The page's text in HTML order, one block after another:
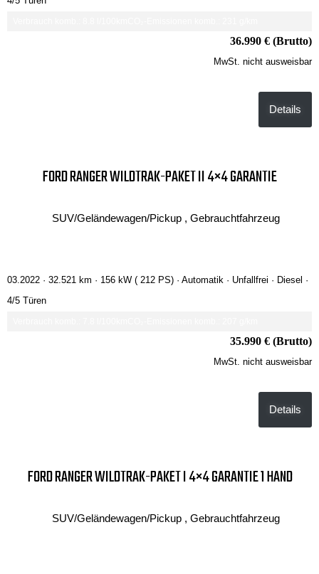
36.990 € (Brutto)
MwSt. nicht ausweisbar
Details
FORD RANGER WILDTRAK-PAKET II 4×4 GARANTIE
SUV/Geländewagen/Pickup , Gebrauchtfahrzeug
03.2022 · 32.521 km · 156 kW ( 212 PS) · Automatik · Unfallfrei · Diesel ·
4/5 Türen
35.990 € (Brutto)
MwSt. nicht ausweisbar
Details
FORD RANGER WILDTRAK-PAKET I 4×4 GARANTIE 1 HAND
SUV/Geländewagen/Pickup , Gebrauchtfahrzeug